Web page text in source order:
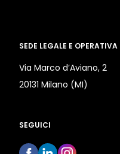
SEDE LEGALE E OPERATIVA
Via Marco d’Aviano, 2
20131 Milano (MI)
SEGUICI